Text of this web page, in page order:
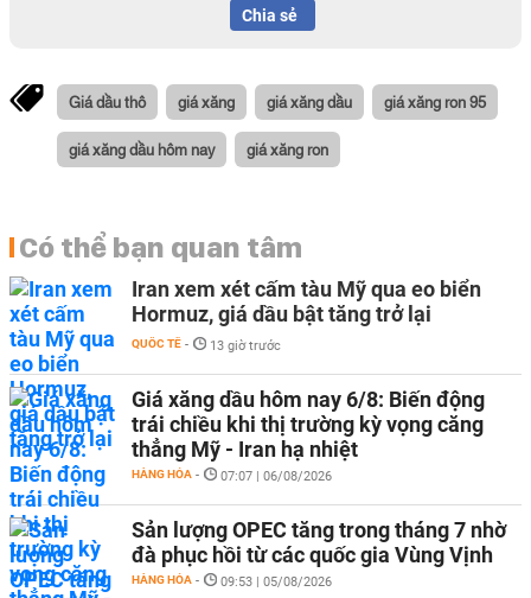
Chia sẻ
Giá dầu thô giá xăng giá xăng dầu giá xăng ron 95
giá xăng dầu hôm nay giá xăng ron
Có thể bạn quan tâm
Iran xem xét cấm tàu Mỹ qua eo biển
Hormuz, giá dầu bật tăng trở lại
QUỐC TẾ - 13 giờ trước
Giá xăng dầu hôm nay 6/8: Biến động
trái chiều khi thị trường kỳ vọng căng
thẳng Mỹ - Iran hạ nhiệt
HÀNG HÓA - 07:07 | 06/08/2026
Sản lượng OPEC tăng trong tháng 7 nhờ
đà phục hồi từ các quốc gia Vùng Vịnh
HÀNG HÓA - 09:53 | 05/08/2026